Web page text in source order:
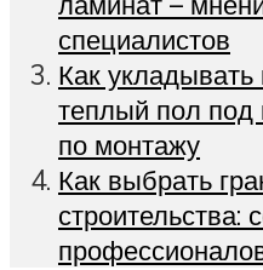
специалистов
Как
теплый пол под
по монтажу
Как выбрать
строительства: